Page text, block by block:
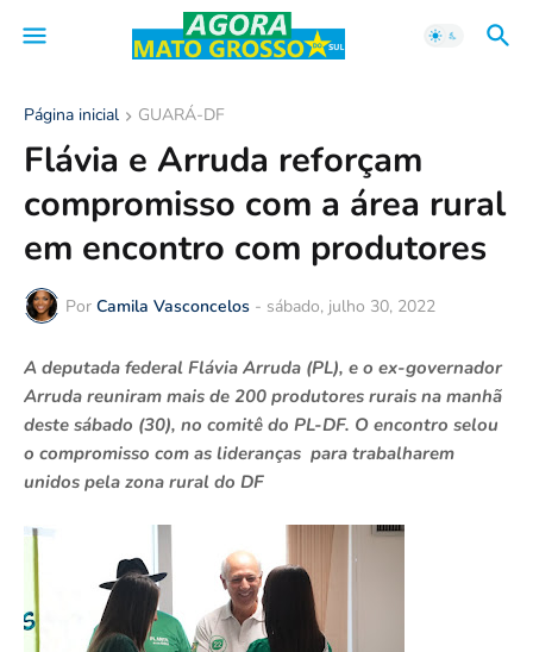
Página inicial GUARÁ-DF
Flávia e Arruda reforçam
compromisso com a área rural
em encontro com produtores
Por Camila Vasconcelos - sábado, julho 30, 2022
A deputada federal Flávia Arruda (PL), e o ex-governador
Arruda reuniram mais de 200 produtores rurais na manhã
deste sábado (30), no comitê do PL-DF. O encontro selou
o compromisso com as lideranças para trabalharem
unidos pela zona rural do DF